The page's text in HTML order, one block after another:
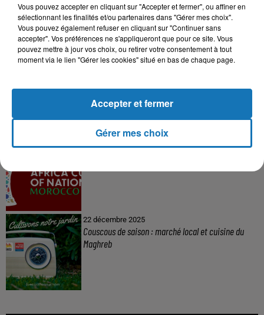
À LA UNE
16 mai 2024
22 décembre 2025
Couscous de saison : marché local et cuisine du
Maghreb
Vous pouvez accepter en cliquant sur "Accepter et fermer", ou affiner en
sélectionnant les finalités et/ou partenaires dans "Gérer mes choix".
Vous pouvez également refuser en cliquant sur "Continuer sans
accepter". Vos préférences ne s'appliqueront que pour ce site. Vous
pouvez mettre à jour vos choix, ou retirer votre consentement à tout
moment via le lien "Gérer les cookies" situé en bas de chaque page.
Gérer mes choix
Accepter et fermer